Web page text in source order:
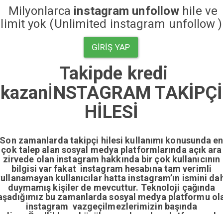
Milyonlarca instagram unfollow hile ve
limit yok (Unlimited instagram unfollow )
GIRIŞ YAP
Takipde kredi
kazanİNSTAGRAM TAKİPÇİ
HİLESİ
Son zamanlarda takipçi hilesi kullanımı konusunda en
çok talep alan sosyal medya platformlarında açık ara
zirvede olan instagram hakkında bir çok kullanıcının
bilgisi var fakat instagram hesabına tam verimli
kullanıcılar hatta instagram’ın ismini
duymamış kişiler de mevcuttur. Teknoloji çağında
bu zamanlarda sosyal medya platformu
instagram vazgeçilmezlerimizin başında